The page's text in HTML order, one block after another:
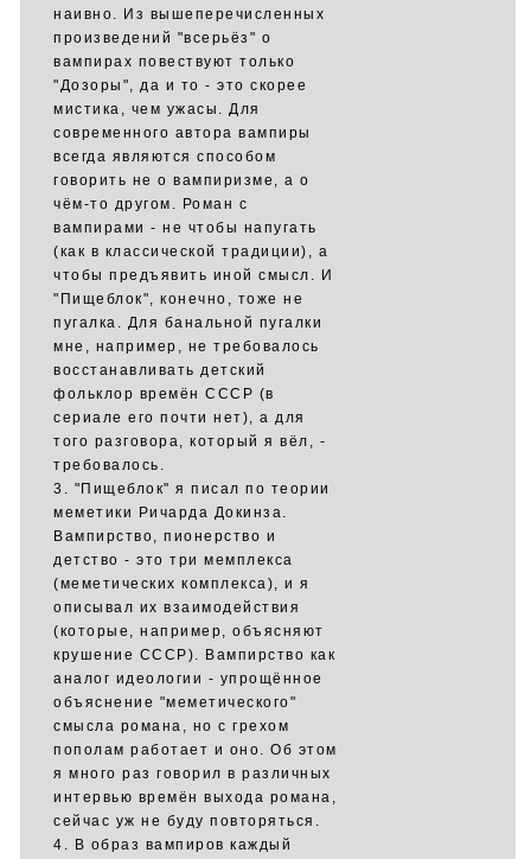
наивно. Из вышеперечисленных
произведений "всерьёз" о
вампирах повествуют только
"Дозоры", да и то - это скорее
мистика, чем ужасы. Для
современного автора вампиры
всегда являются способом
говорить не о вампиризме, а о
чём-то другом. Роман с
вампирами - не чтобы напугать
(как в классической традиции), а
чтобы предъявить иной смысл. И
"Пищеблок", конечно, тоже не
пугалка. Для банальной пугалки
мне, например, не требовалось
восстанавливать детский
фольклор времён СССР (в
сериале его почти нет), а для
того разговора, который я вёл, -
требовалось.
3. "Пищеблок" я писал по теории
меметики Ричарда Докинза.
Вампирство, пионерство и
детство - это три мемплекса
(меметических комплекса), и я
описывал их взаимодействия
(которые, например, объясняют
крушение СССР). Вампирство как
аналог идеологии - упрощённое
объяснение "меметического"
смысла романа, но с грехом
пополам работает и оно. Об этом
я много раз говорил в различных
интервью времён выхода романа,
сейчас уж не буду повторяться.
4. В образ вампиров каждый